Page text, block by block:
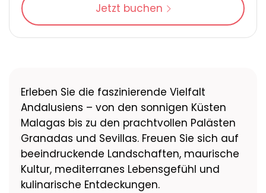
Jetzt buchen
Erleben Sie die faszinierende Vielfalt
Andalusiens – von den sonnigen Küsten
Malagas bis zu den prachtvollen Palästen
Granadas und Sevillas. Freuen Sie sich auf
beeindruckende Landschaften, maurische
Kultur, mediterranes Lebensgefühl und
kulinarische Entdeckungen.